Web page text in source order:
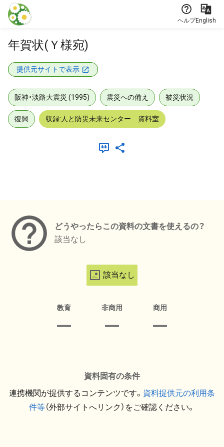
本文に飛ぶ
ヘルプEnglish
年賀状(Ｙ様宛)
提供元サイトで表示
阪神・淡路大震災 (1995) 震災への備え 被災状況
復興 収録:人と防災未来センター 資料室
どうやったらこの資料の文書を使えるの？
該当なし
該当なし
教育 非商用 商用
資料固有の条件
連携機関が提供するコンテンツです。 資料提供元の利用条
件等（外部サイトへリンク）をご確認ください。